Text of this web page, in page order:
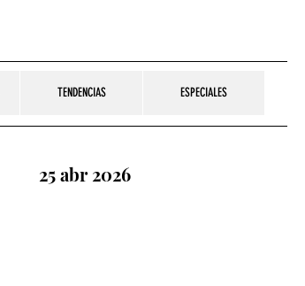
TENDENCIAS ESPECIALES
25 abr 2026